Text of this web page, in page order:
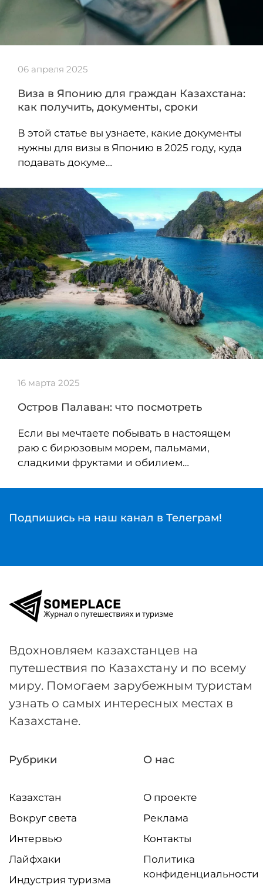
06 апреля 2025
Виза в Японию для граждан Казахстана:
как получить, документы, сроки
В этой статье вы узнаете, какие документы
нужны для визы в Японию в 2025 году, куда
подавать докуме…
16 марта 2025
Остров Палаван: что посмотреть
Если вы мечтаете побывать в настоящем
раю с бирюзовым морем, пальмами,
сладкими фруктами и обилием…
Подпишись на наш канал в Телеграм!
Вдохновляем казахстанцев на
путешествия по Казахстану и по всему
миру. Помогаем зарубежным туристам
узнать о самых интересных местах в
Казахстане.
Рубрики
Казахстан
Вокруг света
Интервью
Лайфхаки
Индустрия туризма
О нас
О проекте
Реклама
Контакты
Политика
конфиденциальности